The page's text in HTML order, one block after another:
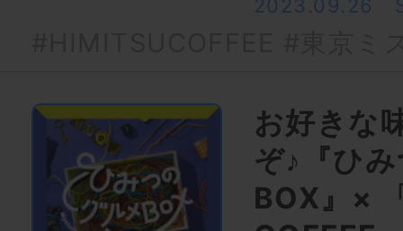
2023.09.26
お好きな
ぞ♪『ひ
BOX』×